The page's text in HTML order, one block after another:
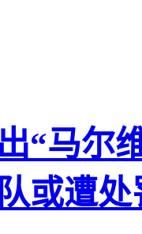
“马尔
或遭处